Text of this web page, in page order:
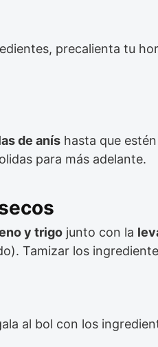
precalienta tu
de anís hasta que
para más adelante.
y trigo junto con la
Tamizar los
al bol con los